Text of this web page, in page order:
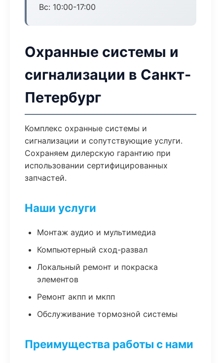
Вс: 10:00-17:00
Охранные системы и
сигнализации в Санкт-
Петербург
Комплекс охранные системы и
сигнализации и сопутствующие услуги.
Сохраняем дилерскую гарантию при
использовании сертифицированных
запчастей.
Наши услуги
Монтаж аудио и мультимедиа
Компьютерный сход-развал
Локальный ремонт и покраска
элементов
Ремонт акпп и мкпп
Обслуживание тормозной системы
Преимущества работы с нами